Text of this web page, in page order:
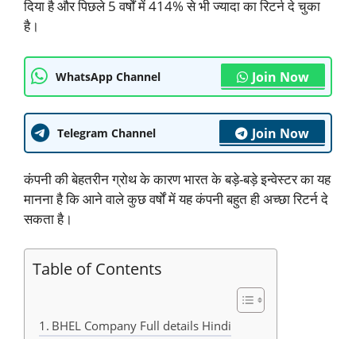
दिया है और पिछले 5 वर्षों में 414% से भी ज्यादा का रिटर्न दे चुका
है।
WhatsApp Channel Join Now
Telegram Channel Join Now
कंपनी की बेहतरीन ग्रोथ के कारण भारत के बड़े-बड़े इन्वेस्टर का यह
मानना है कि आने वाले कुछ वर्षों में यह कंपनी बहुत ही अच्छा रिटर्न दे
सकता है।
Table of Contents
BHEL Company Full details Hindi